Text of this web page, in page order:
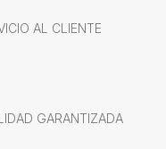
AL CLIENTE
GARANTIZADA